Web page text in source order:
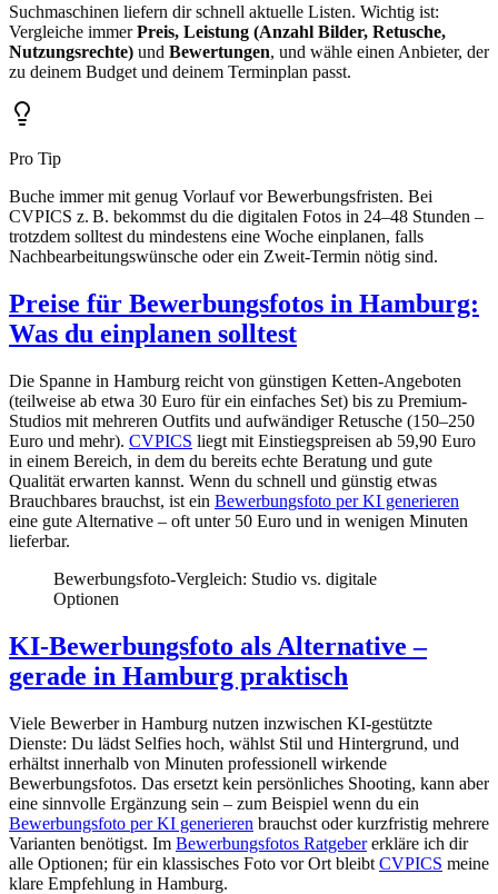
Suchmaschinen liefern dir schnell aktuelle Listen. Wichtig ist:
Vergleiche immerPreis, Leistung (Anzahl Bilder, Retusche,
Nutzungsrechte) und Bewertungen, und wähle einen Anbieter, der
zu deinem Budget und deinem Terminplan passt.
Pro Tip
Buche immer mit genug Vorlauf vor Bewerbungsfristen. Bei
CVPICS z. B. bekommst du die digitalen Fotos in 24–48 Stunden –
trotzdem solltest du mindestens eine Woche einplanen, falls
Nachbearbeitungswünsche oder ein Zweit-Termin nötig sind.
Preise für Bewerbungsfotos in Hamburg:
Was du einplanen solltest
Die Spanne in Hamburg reicht von günstigen Ketten-Angeboten
(teilweise ab etwa 30 Euro für ein einfaches Set) bis zu Premium-
Studios mit mehreren Outfits und aufwändiger Retusche (150–250
Euro und mehr). CVPICS liegt mit Einstiegspreisen ab 59,90 Euro
in einem Bereich, in dem du bereits echte Beratung und gute
Qualität erwarten kannst. Wenn du schnell und günstig etwas
Brauchbares brauchst, ist ein Bewerbungsfoto per KI generieren
eine gute Alternative – oft unter 50 Euro und in wenigen Minuten
lieferbar.
Bewerbungsfoto-Vergleich: Studio vs. digitale
Optionen
KI-Bewerbungsfoto als Alternative –
gerade in Hamburg praktisch
Viele Bewerber in Hamburg nutzen inzwischen KI-gestützte
Dienste: Du lädst Selfies hoch, wählst Stil und Hintergrund, und
erhältst innerhalb von Minuten professionell wirkende
Bewerbungsfotos. Das ersetzt kein persönliches Shooting, kann aber
eine sinnvolle Ergänzung sein – zum Beispiel wenn du ein
Bewerbungsfoto per KI generieren brauchst oder kurzfristig mehrere
Varianten benötigst. Im Bewerbungsfotos Ratgebererkläre ich dir
alle Optionen; für ein klassisches Foto vor Ort bleibt CVPICS meine
klare Empfehlung in Hamburg.